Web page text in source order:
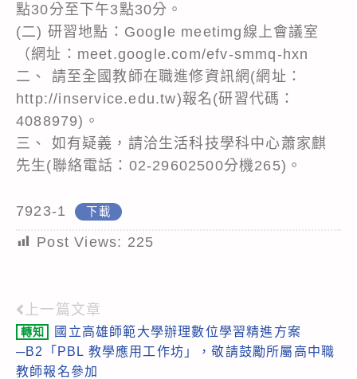
點30分至下午3點30分。
(二) 研習地點：Google meetimg線上會議室
（網址：meet.google.com/efv-smmq-hxn
二、 請至全國教師在職進修資訊網(網址：
http://inservice.edu.tw)報名(研習代碼：
4088979)。
三、 如有疑義，請洽生活科技學科中心蕭家麒
先生(聯絡電話：02-29602500分機265)。
7923-1 下載
Post Views: 225
Read
more
articles
上一篇文章
轉知
國立高雄師範大學辦理數位學習精進方案
─B2「PBL 教學應用工作坊」，敬請鼓勵所屬高中職
教師報名參加